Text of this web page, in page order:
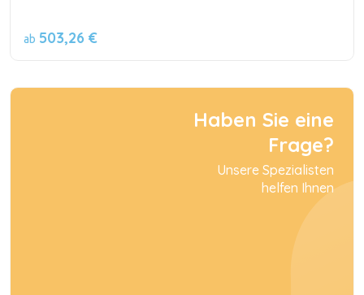
ab 503,26 €
Haben Sie eine
Frage?
Unsere Spezialisten
helfen Ihnen